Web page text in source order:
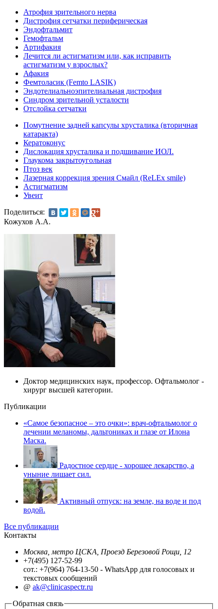
Атрофия зрительного нерва
Дистрофия сетчатки периферическая
Эндофтальмит
Гемофтальм
Артифакия
Лечится ли астигматизм или, как исправить
астигматизм у взрослых?
Афакия
Фемтоласик (Femto LASIK)
Эндотелиальноэпителиальная дистрофия
Синдром зрительной усталости
Отслойка сетчатки
Помутнение задней капсулы хрусталика (вторичная
катаракта)
Кератоконус
Дислокация хрусталика и подшивание ИОЛ.
Глаукома закрытоугольная
Птоз век
Лазерная коррекция зрения Смайл (ReLEx smile)
Астигматизм
Увеит
Поделиться:
Кожухов А.А.
Доктор медицинских наук, профессор. Офтальмолог -
хирург высшей категории.
Публикации
«Самое безопасное – это очки»: врач-офтальмолог о
лечении меланомы, дальтониках и глазе от Илона
Маска.
Радостное сердце - хорошее лекарство, а
уныние лишает сил.
Активный отпуск: на земле, на воде и под
водой.
Все публикации
Контакты
Москва, метро ЦСКА, Проезд Березовой Рощи, 12
+7(495) 127-52-99
сот.: +7(964) 764-13-50 - WhatsApp для голосовых и
текстовых сообщений
@ ak@clinicaspectr.ru
Обратная связь